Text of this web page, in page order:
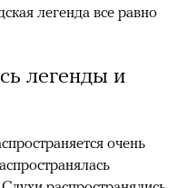
легенда все равно
легенды и
очень